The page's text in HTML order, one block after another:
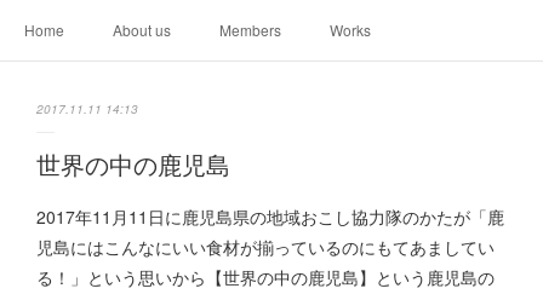
Home About us Members Works
2017.11.11 14:13
世界の中の鹿児島
2017年11月11日に鹿児島県の地域おこし協力隊のかたが「鹿
児島にはこんなにいい食材が揃っているのにもてあましてい
る！」という思いから【世界の中の鹿児島】という鹿児島の